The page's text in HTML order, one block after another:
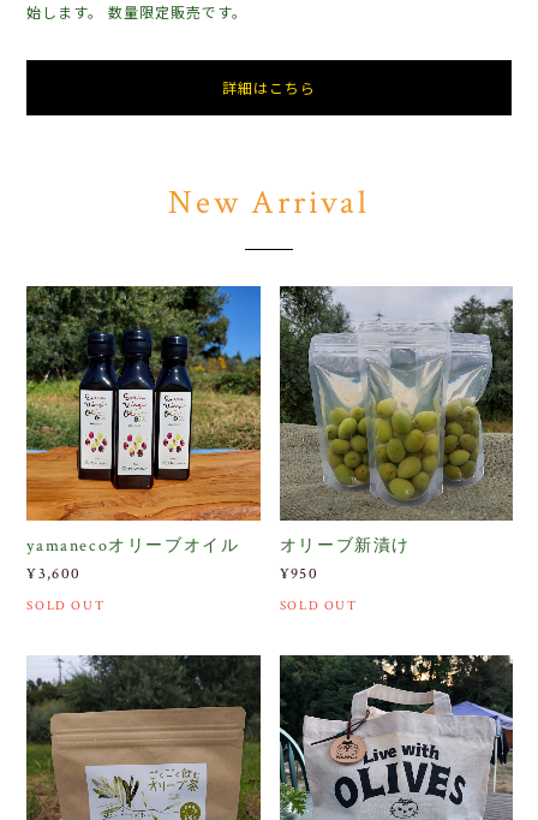
始します。 数量限定販売です。
詳細はこちら
New Arrival
yamanecoオリーブオイル
¥3,600
SOLD OUT
オリーブ新漬け
¥950
SOLD OUT